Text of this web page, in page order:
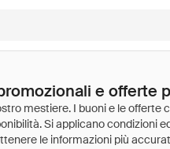
e offerte